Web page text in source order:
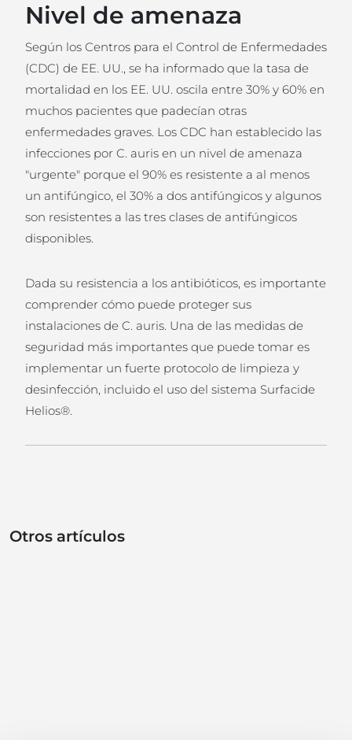
Nivel de amenaza
Según los Centros para el Control de Enfermedades
(CDC) de EE. UU., se ha informado que la tasa de
mortalidad en los EE. UU. oscila entre 30% y 60% en
muchos pacientes que padecían otras
enfermedades graves. Los CDC han establecido las
infecciones por C. auris en un nivel de amenaza
"urgente" porque el 90% es resistente a al menos
un antifúngico, el 30% a dos antifúngicos y algunos
son resistentes a las tres clases de antifúngicos
disponibles.
Dada su resistencia a los antibióticos, es importante
comprender cómo puede proteger sus
instalaciones de C. auris. Una de las medidas de
seguridad más importantes que puede tomar es
implementar un fuerte protocolo de limpieza y
desinfección, incluido el uso del sistema Surfacide
Helios®.
Otros artículos